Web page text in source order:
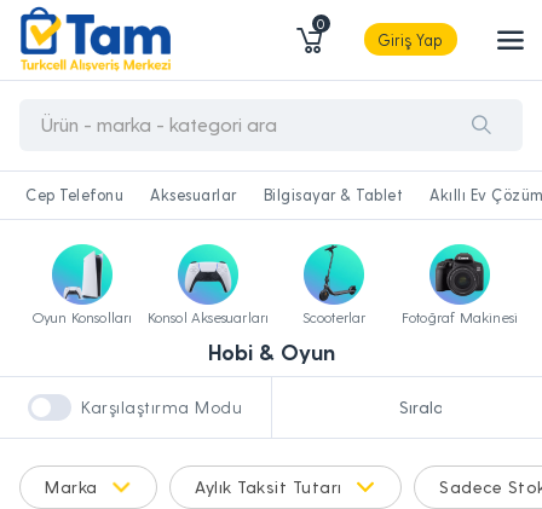
0
Giriş Yap
Cep Telefonu Aksesuarlar Bilgisayar & Tablet Akıllı Ev
Oyun Konsolları Konsol Aksesuarları Scooterlar Fotoğraf Makinesi
Hobi & Oyun
Karşılaştırma Modu
Marka Aylık Taksit Tutarı Sadece